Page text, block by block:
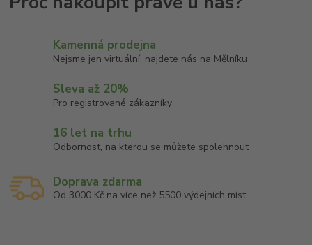
Kamenná prodejna
Nejsme jen virtuální, najdete nás na Mělníku
Sleva až 20%
Pro registrované zákazníky
16 let na trhu
Odbornost, na kterou se můžete spolehnout
Doprava zdarma
Od 3000 Kč na více než 5500 výdejních míst